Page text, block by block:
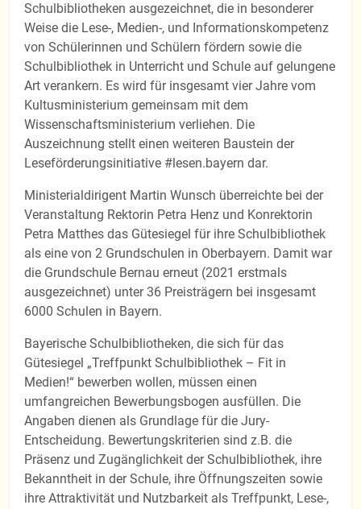
Schulbibliotheken ausgezeichnet, die in besonderer
Weise die Lese-, Medien-, und Informationskompetenz
von Schülerinnen und Schülern fördern sowie die
Schulbibliothek in Unterricht und Schule auf gelungene
Art verankern. Es wird für insgesamt vier Jahre vom
Kultusministerium gemeinsam mit dem
Wissenschaftsministerium verliehen. Die
Auszeichnung stellt einen weiteren Baustein der
Leseförderungsinitiative #lesen.bayern dar.
Ministerialdirigent Martin Wunsch überreichte bei der
Veranstaltung Rektorin Petra Henz und Konrektorin
Petra Matthes das Gütesiegel für ihre Schulbibliothek
als eine von 2 Grundschulen in Oberbayern. Damit war
die Grundschule Bernau erneut (2021 erstmals
ausgezeichnet) unter 36 Preisträgern bei insgesamt
6000 Schulen in Bayern.
Bayerische Schulbibliotheken, die sich für das
Gütesiegel „Treffpunkt Schulbibliothek – Fit in
Medien!“ bewerben wollen, müssen einen
umfangreichen Bewerbungsbogen ausfüllen. Die
Angaben dienen als Grundlage für die Jury-
Entscheidung. Bewertungskriterien sind z.B. die
Präsenz und Zugänglichkeit der Schulbibliothek, ihre
Bekanntheit in der Schule, ihre Öffnungszeiten sowie
ihre Attraktivität und Nutzbarkeit als Treffpunkt, Lese-,